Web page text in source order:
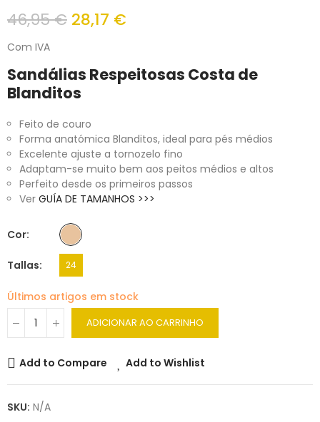
46,95 € 28,17 €
Com IVA
Sandálias Respeitosas Costa de
Blanditos
Feito de couro
Forma anatómica Blanditos, ideal para pés médios
Excelente ajuste a tornozelo fino
Adaptam-se muito bem aos peitos médios e altos
Perfeito desde os primeiros passos
Ver GUÍA DE TAMANHOS >>>
Cor
Tallas 24
Últimos artigos em stock
ADICIONAR AO CARRINHO
Add to Compare Add to Wishlist
SKU: N/A